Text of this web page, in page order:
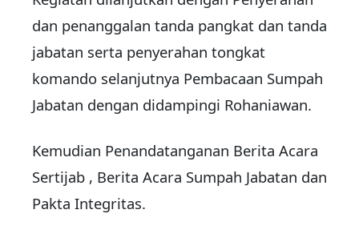
dan penanggalan tanda pangkat dan tanda
jabatan serta penyerahan tongkat
komando selanjutnya Pembacaan Sumpah
Jabatan dengan didampingi Rohaniawan.
Kemudian Penandatanganan Berita Acara
Sertijab , Berita Acara Sumpah Jabatan dan
Pakta Integritas.